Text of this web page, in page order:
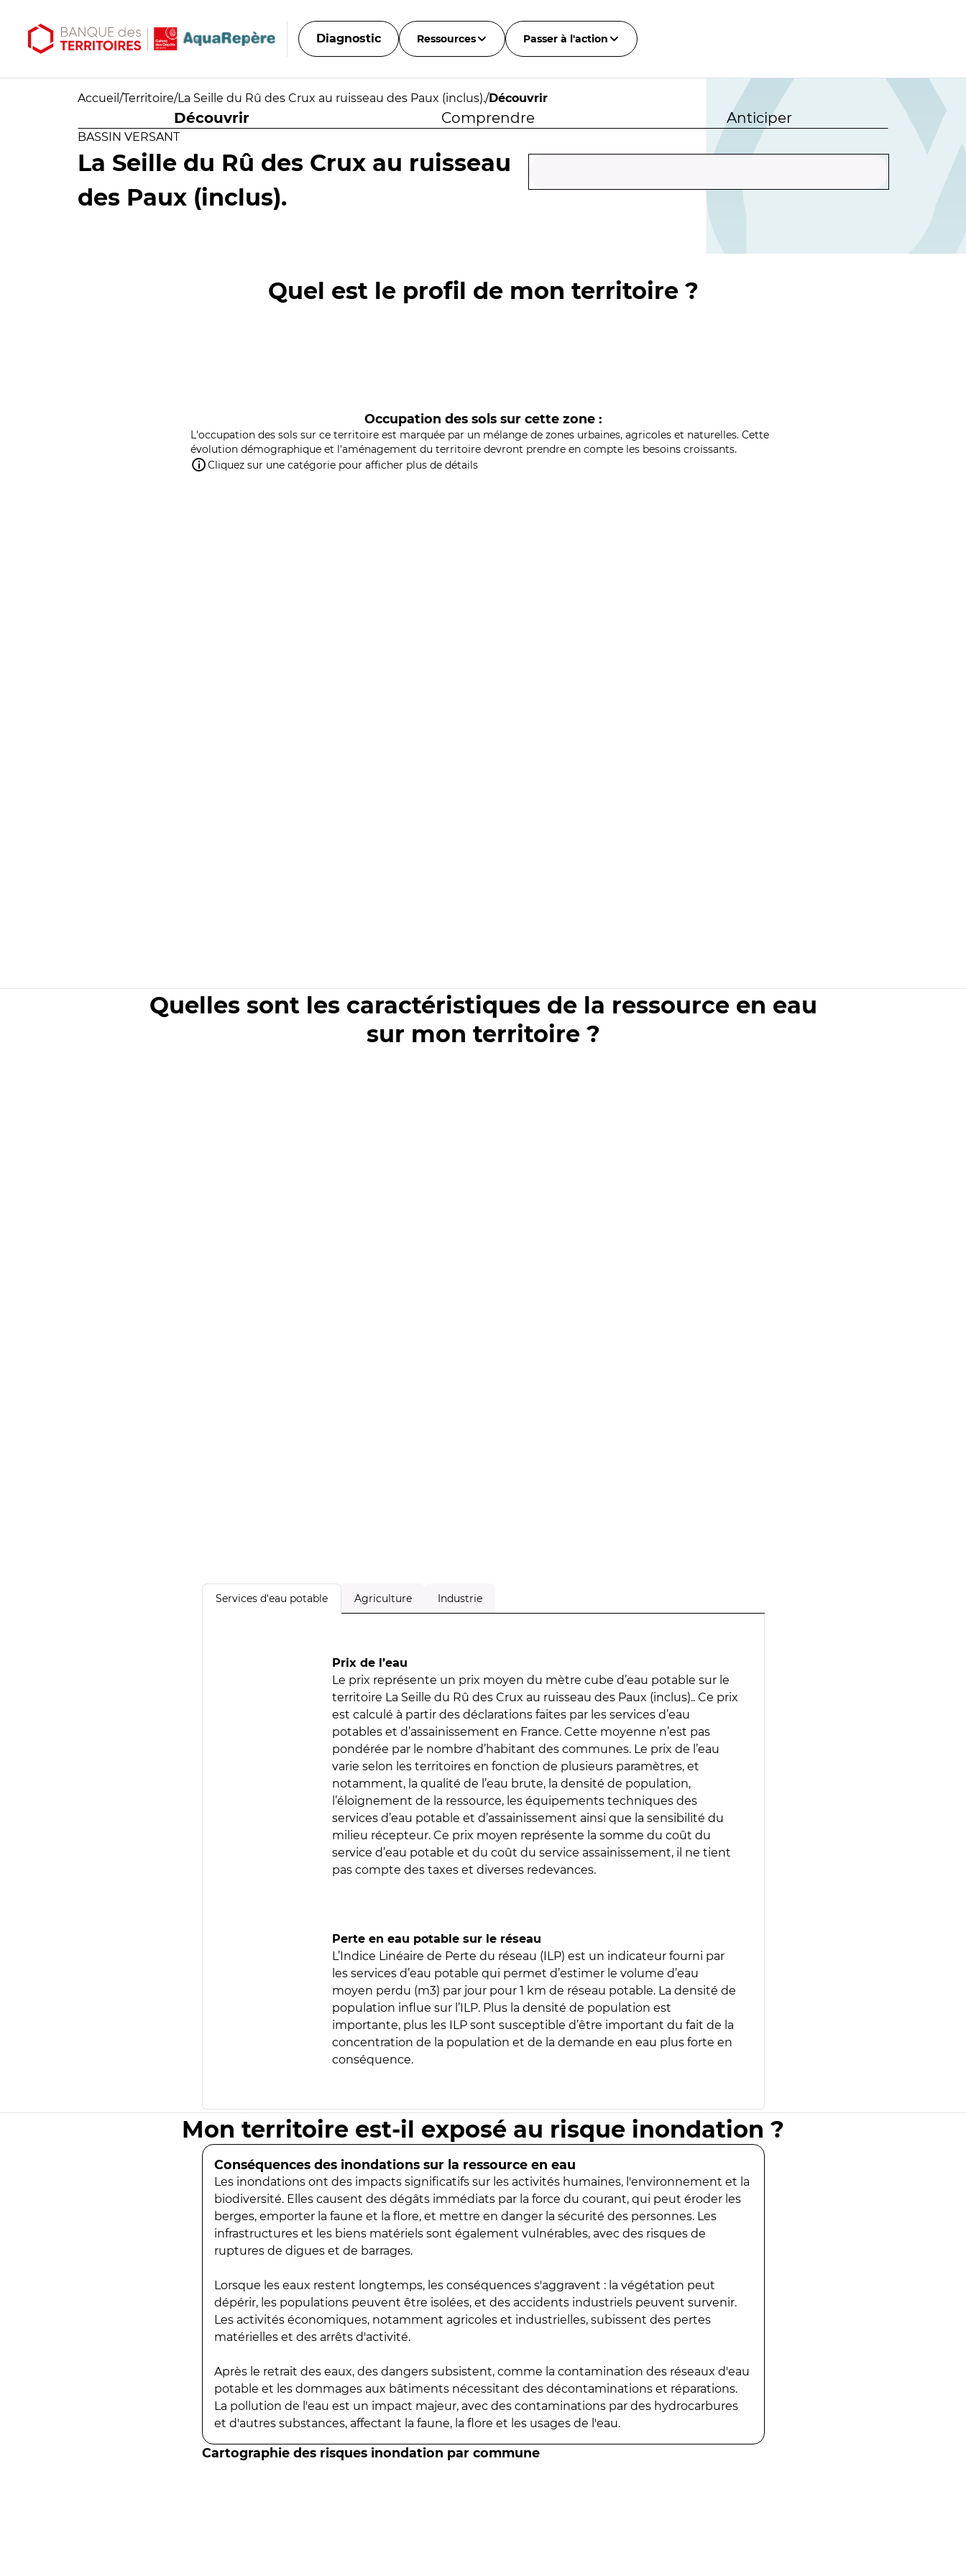
Diagnostic Ressources Passer à l'action
Accueil /Territoire/La Seille du Rû des Crux au ruisseau des Paux (inclus)./Découvrir
Découvrir Comprendre Anticiper
BASSIN VERSANT
La Seille du Rû des Crux au ruisseau
des Paux (inclus).
Quel est le profil de mon territoire ?
Occupation des sols sur cette zone :
L'occupation des sols sur ce territoire est marquée par un mélange de zones urbaines, agricoles et naturelles. Cette
évolution démographique et l'aménagement du territoire devront prendre en compte les besoins croissants.
Cliquez sur une catégorie pour afficher plus de détails
Quelles sont les caractéristiques de la ressource en eau
sur mon territoire ?
Services d'eau potable Agriculture Industrie
Prix de l’eau
Le prix représente un prix moyen du mètre cube d’eau potable sur le
territoire La Seille du Rû des Crux au ruisseau des Paux (inclus).. Ce prix
est calculé à partir des déclarations faites par les services d’eau
potables et d’assainissement en France. Cette moyenne n’est pas
pondérée par le nombre d’habitant des communes. Le prix de l’eau
varie selon les territoires en fonction de plusieurs paramètres, et
notamment, la qualité de l’eau brute, la densité de population,
l’éloignement de la ressource, les équipements techniques des
services d’eau potable et d’assainissement ainsi que la sensibilité du
milieu récepteur. Ce prix moyen représente la somme du coût du
service d’eau potable et du coût du service assainissement, il ne tient
pas compte des taxes et diverses redevances.
Perte en eau potable sur le réseau
L’Indice Linéaire de Perte du réseau (ILP) est un indicateur fourni par
les services d’eau potable qui permet d’estimer le volume d’eau
moyen perdu (m3) par jour pour 1 km de réseau potable. La densité de
population influe sur l’ILP. Plus la densité de population est
importante, plus les ILP sont susceptible d’être important du fait de la
concentration de la population et de la demande en eau plus forte en
conséquence.
Mon territoire est-il exposé au risque inondation ?
Conséquences des inondations sur la ressource en eau
Les inondations ont des impacts significatifs sur les activités humaines, l'environnement et la
biodiversité. Elles causent des dégâts immédiats par la force du courant, qui peut éroder les
berges, emporter la faune et la flore, et mettre en danger la sécurité des personnes. Les
infrastructures et les biens matériels sont également vulnérables, avec des risques de
ruptures de digues et de barrages.
Lorsque les eaux restent longtemps, les conséquences s'aggravent : la végétation peut
dépérir, les populations peuvent être isolées, et des accidents industriels peuvent survenir.
Les activités économiques, notamment agricoles et industrielles, subissent des pertes
matérielles et des arrêts d'activité.
Après le retrait des eaux, des dangers subsistent, comme la contamination des réseaux d'eau
potable et les dommages aux bâtiments nécessitant des décontaminations et réparations.
La pollution de l'eau est un impact majeur, avec des contaminations par des hydrocarbures
et d'autres substances, affectant la faune, la flore et les usages de l'eau.
Cartographie des risques inondation par commune